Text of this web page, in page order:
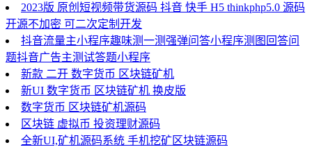
2023版 原创短视频带货源码 抖音 快手 H5 thinkphp5.0 源码
开源不加密 可二次定制开发
抖音流量主小程序趣味测一测强弹问答小程序测图回答问
题抖音广告主测试答题小程序
新款 二开 数字货币 区块链矿机
新UI 数字货币 区块链矿机 换皮版
数字货币 区块链矿机源码
区块链 虚拟币 投资理财源码
全新UI,矿机源码系统 手机挖矿区块链源码